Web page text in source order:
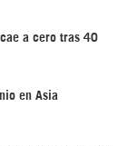
cae a cero tras 40
en Asia